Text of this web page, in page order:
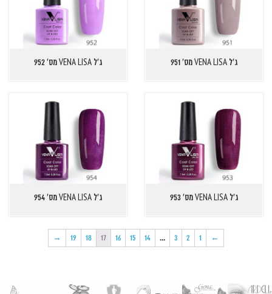
ג'ל VENA LISA מס' 951 ג'ל VENA LISA מס' 952
ג'ל VENA LISA מס' 953 ג'ל VENA LISA מס' 954
←
1
2
3
…
14
15
16
17
18
19
→